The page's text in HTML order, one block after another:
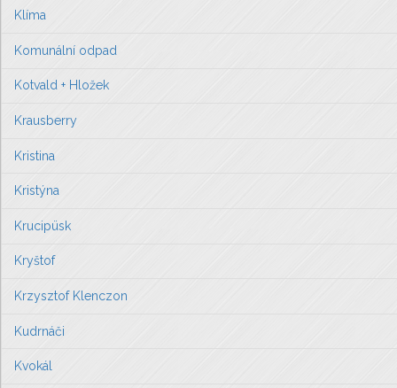
Klíma
Komunální odpad
Kotvald + Hložek
Krausberry
Kristina
Kristýna
Krucipüsk
Kryštof
Krzysztof Klenczon
Kudrnáči
Kvokál